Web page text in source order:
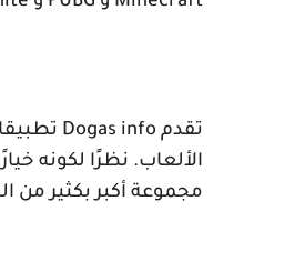
تقدم Dogas info
الألعاب. نظرًا لكونه
مجموعة أكبر بكثير من